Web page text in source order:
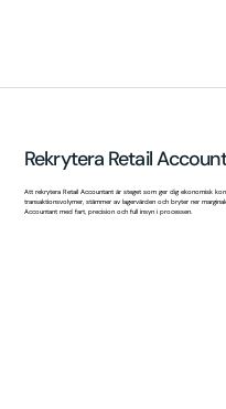
Rekrytera Retail
Att rekrytera Retail Accountant är steget som ger dig ekonomisk
transaktionsvolymer, stämmer av lagervärden och bryter ner
Accountant med fart, precision och full insyn i processen.